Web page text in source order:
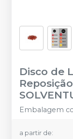
Disco de
Embalagem
a partir de: